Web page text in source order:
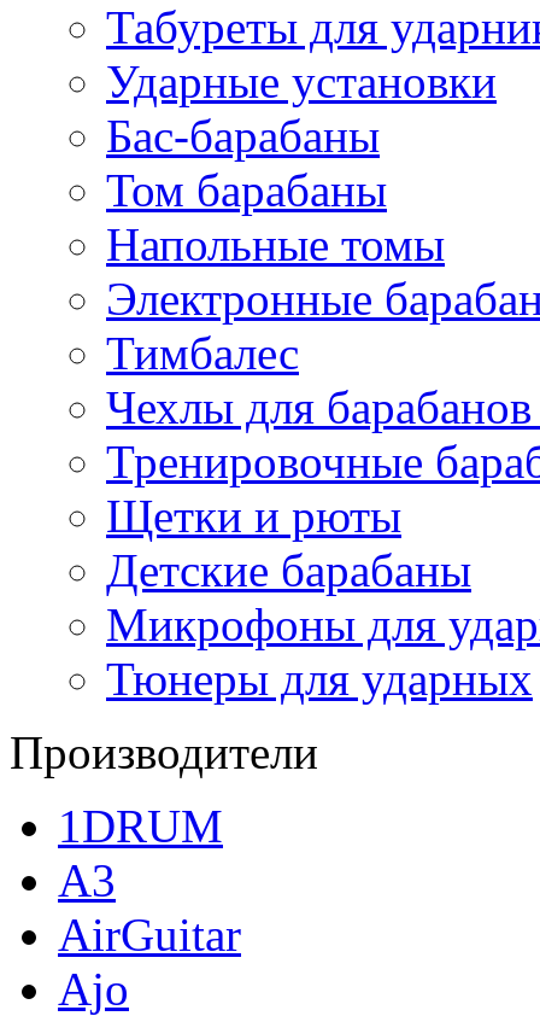
Табуреты для
Ударные установки
Бас-барабаны
Том барабаны
Напольные томы
Электронные
Тимбалес
Чехлы для
Тренировочные
Щетки и рюты
Детские барабаны
Микрофоны для
Тюнеры для ударных
Производители
1DRUM
A3
AirGuitar
Ajo